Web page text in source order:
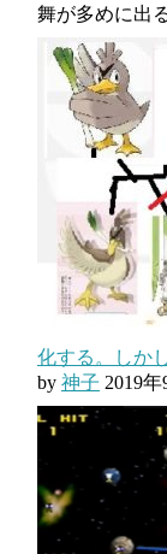
舞が多めに出
化する。しか
by 神子 2019年